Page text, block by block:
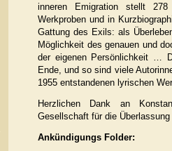
inneren Emigration stellt
Werkproben und in
Gattung des Exils: als
Möglichkeit des genauen und
der eigenen Persönlichkeit …
Ende, und so sind viele
1955 entstandenen lyrischen
Herzlichen Dank an
Gesellschaft für die
Ankündigungs Folder: